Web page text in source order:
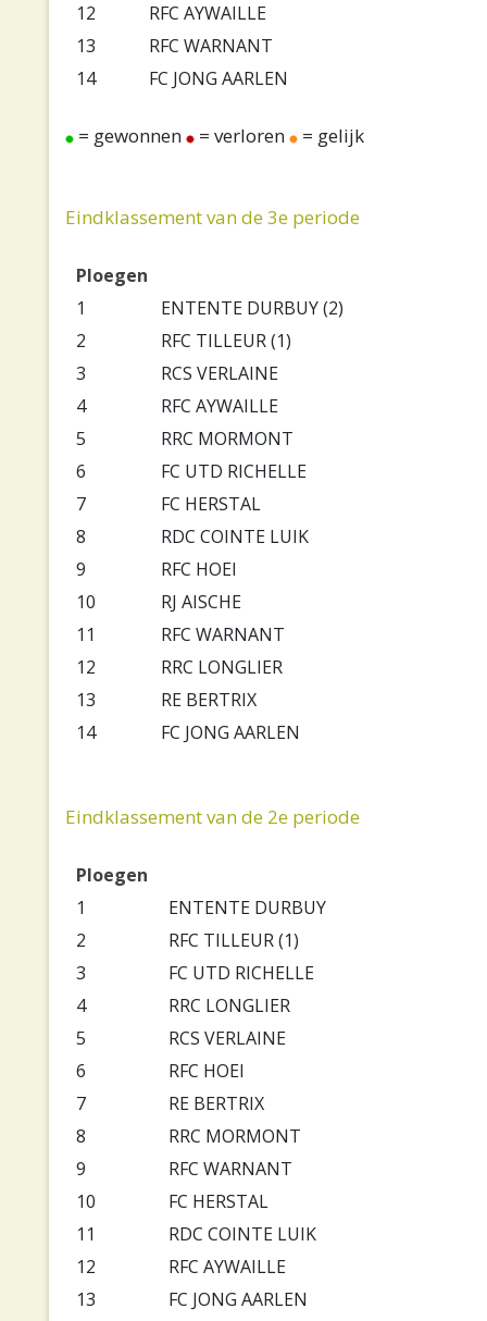
12
RFC AYWAILLE
13
RFC WARNANT
14
FC JONG AARLEN
= gewonnen = verloren = gelijk
Eindklassement van de 3e periode
Ploegen
1
ENTENTE DURBUY (2)
2
RFC TILLEUR (1)
3
RCS VERLAINE
4
RFC AYWAILLE
5
RRC MORMONT
6
FC UTD RICHELLE
7
FC HERSTAL
8
RDC COINTE LUIK
9
RFC HOEI
10
RJ AISCHE
11
RFC WARNANT
12
RRC LONGLIER
13
RE BERTRIX
14
FC JONG AARLEN
Eindklassement van de 2e periode
Ploegen
1
ENTENTE DURBUY
2
RFC TILLEUR (1)
3
FC UTD RICHELLE
4
RRC LONGLIER
5
RCS VERLAINE
6
RFC HOEI
7
RE BERTRIX
8
RRC MORMONT
9
RFC WARNANT
10
FC HERSTAL
11
RDC COINTE LUIK
12
RFC AYWAILLE
13
FC JONG AARLEN